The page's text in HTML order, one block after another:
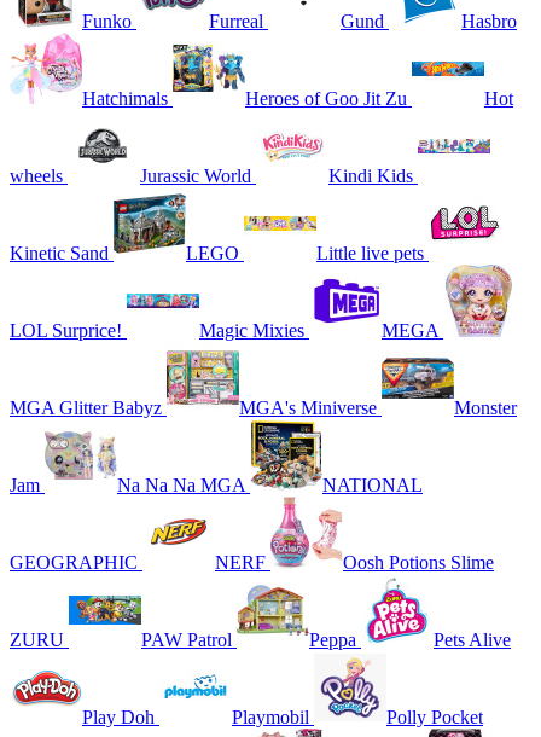
Funko Furreal Gund Hasbro
Hatchimals Heroes of Goo Jit Zu Hot
wheels Jurassic World Kindi Kids
Kinetic Sand LEGO Little live pets
LOL Surprice! Magic Mixies MEGA
MGA Glitter Babyz MGA's Miniverse Monster
Jam Na Na Na MGA NATIONAL
GEOGRAPHIC NERF Oosh Potions Slime
ZURU PAW Patrol Peppa Pets Alive
Play Doh Playmobil Polly Pocket